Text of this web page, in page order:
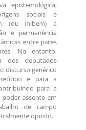
epistemológica,
sociais e
(ou inibem) a
e permanência
entre pares
No entanto,
dos deputados
discurso genérico
e para a
para a
assente em
de campo
oposto.